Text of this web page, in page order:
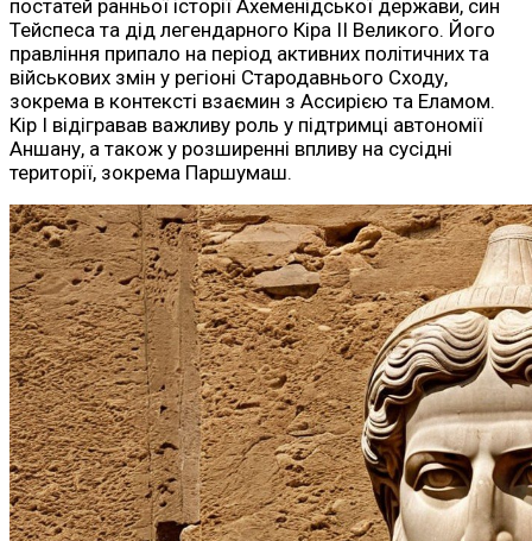
постатей ранньої історії Ахеменідської держави, син
Тейспеса та дід легендарного Кіра II Великого. Його
правління припало на період активних політичних та
військових змін у регіоні Стародавнього Сходу,
зокрема в контексті взаємин з Ассирією та Еламом.
Кір I відігравав важливу роль у підтримці автономії
Аншану, а також у розширенні впливу на сусідні
території, зокрема Паршумаш.